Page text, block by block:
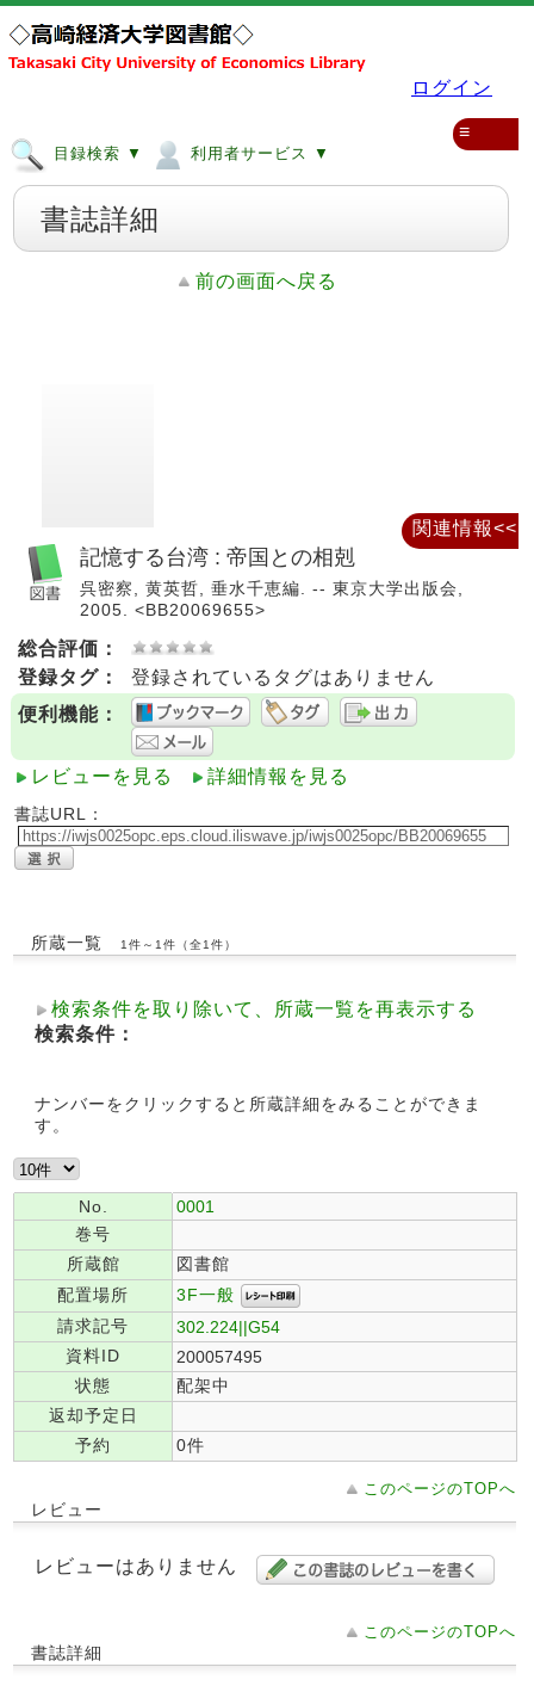
ログイン
目録検索 ▼ 利用者サービス ▼
≡
書誌詳細
前の画面へ戻る
記憶する台湾 : 帝国との相剋
呉密察, 黄英哲, 垂水千恵編. -- 東京大学出版会,
2005. <BB20069655>
総合評価：
登録タグ：
登録されているタグはありません
便利機能：
レビューを見る 詳細情報を見る
書誌URL：
所蔵一覧 1件～1件（全1件）
検索条件を取り除いて、所蔵一覧を再表示する
検索条件：
ナンバーをクリックすると所蔵詳細をみることができま
す。
No.
0001
巻号
所蔵館
図書館
配置場所
3F一般
請求記号
302.224||G54
資料ID
200057495
状態
配架中
返却予定日
予約
0件
このページのTOPへ
レビュー
レビューはありません
このページのTOPへ
書誌詳細
関連情報<<